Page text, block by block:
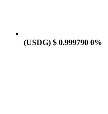
(USDG) $ 0.999790 0%